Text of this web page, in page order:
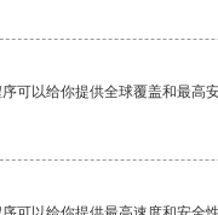
可以给你提供全球覆盖和最高安